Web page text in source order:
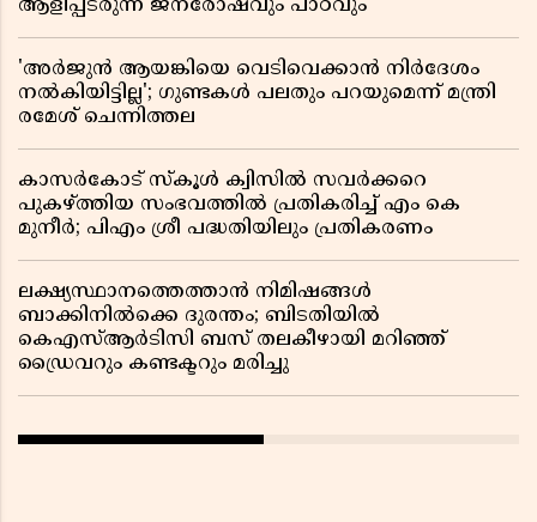
ആളിപ്പടരുന്ന ജനരോഷവും പാഠവും
'അർജുൻ ആയങ്കിയെ വെടിവെക്കാൻ നിർദേശം
നൽകിയിട്ടില്ല'; ഗുണ്ടകൾ പലതും പറയുമെന്ന് മന്ത്രി
രമേശ് ചെന്നിത്തല
കാസർകോട് സ്കൂൾ ക്വിസിൽ സവർക്കറെ
പുകഴ്ത്തിയ സംഭവത്തിൽ പ്രതികരിച്ച് എം കെ
മുനീർ; പിഎം ശ്രീ പദ്ധതിയിലും പ്രതികരണം
ലക്ഷ്യസ്ഥാനത്തെത്താൻ നിമിഷങ്ങൾ
ബാക്കിനിൽക്കെ ദുരന്തം; ബിടതിയിൽ
കെഎസ്ആർടിസി ബസ് തലകീഴായി മറിഞ്ഞ്
ഡ്രൈവറും കണ്ടക്ടറും മരിച്ചു